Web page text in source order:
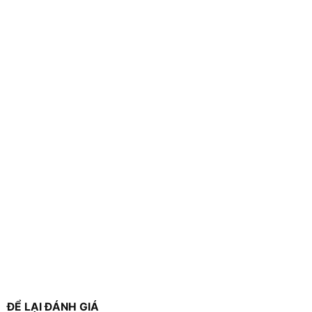
ĐỂ LẠI ĐÁNH GIÁ